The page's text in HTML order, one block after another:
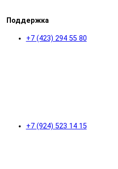
Поддержка
+7 (423) 294 55 80
+7 (924) 523 14 15